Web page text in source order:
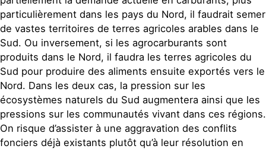
particulièrement dans les pays du Nord, il faudrait semer
de vastes territoires de terres agricoles arables dans le
Sud. Ou inversement, si les agrocarburants sont
produits dans le Nord, il faudra les terres agricoles du
Sud pour produire des aliments ensuite exportés vers le
Nord. Dans les deux cas, la pression sur les
écosystèmes naturels du Sud augmentera ainsi que les
pressions sur les communautés vivant dans ces régions.
On risque d’assister à une aggravation des conflits
fonciers déjà existants plutôt qu’à leur résolution en